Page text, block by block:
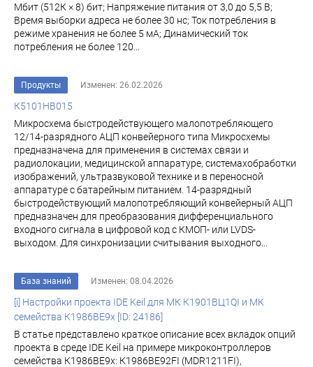
Мбит (512К × 8) бит; Напряжение питания от 3,0 до 5,5 В;
Время выборки адреса не более 30 нс; Ток потребления в
режиме хранения не более 5 мА; Динамический ток
потребления не более 120...
Продукты Изменен: 26.02.2026
К5101НВ015
Микросхема быстродействующего малопотребляющего
12/14-разрядного АЦП конвейерного типа Микросхемы
предназначена для применения в системах связи и
радиолокации, медицинской аппаратуре, системахобработки
изображений, ультразвуковой технике и в переносной
аппаратуре с батарейным питанием. 14-разрядный
быстродействующий малопотребляющий конвейерный АЦП
предназначен для преобразования дифференциального
входного сигнала в цифровой код с КМОП- или LVDS-
выходом. Для синхронизации считывания выходного...
База знаний Изменен: 08.04.2026
[i] Настройки проекта IDE Keil для МК К1901ВЦ1QI и МК
семейства К1986ВЕ9x [ID: 24186]
В статье представлено краткое описание всех вкладок опций
проекта в среде IDE Keil на примере микроконтроллеров
семейства К1986ВЕ9x: К1986ВЕ92FI (MDR1211FI),